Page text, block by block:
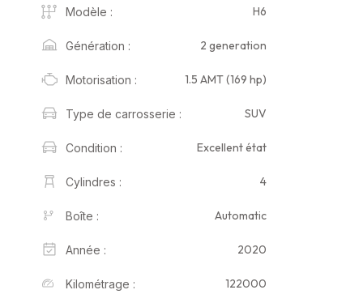
Modèle : H6
Génération : 2 generation
Motorisation : 1.5 AMT (169 hp)
Type de carrosserie : SUV
Condition : Excellent état
Cylindres : 4
Boîte : Automatic
Année : 2020
Kilométrage : 122000